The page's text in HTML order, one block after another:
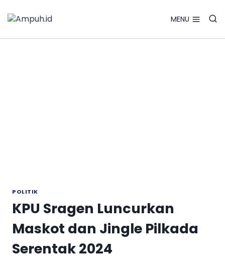
to
content
MENU
POLITIK
KPU Sragen Luncurkan
Maskot dan Jingle Pilkada
Serentak 2024